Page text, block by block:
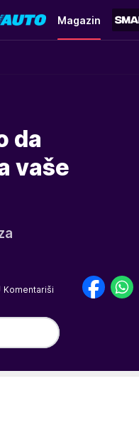
Magazin
da
vaše
Komentariši